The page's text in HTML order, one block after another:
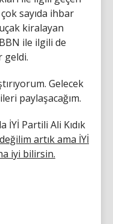
sayıda ihbar
uçak kiralayan
ile ilgili de
geldi.
Gelecek
paylaşacağım.
İYİ Partili Ali Kıdık
artık ama İYİ
iyi bilirsin.